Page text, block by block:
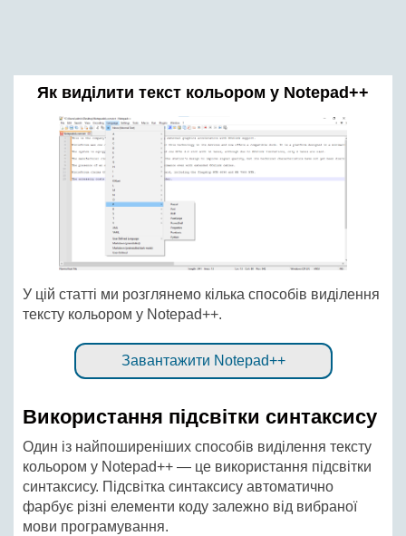
Як виділити текст кольором у Notepad++
У цій статті ми розглянемо кілька способів виділення
тексту кольором у Notepad++.
Завантажити Notepad++
Використання підсвітки синтаксису
Один із найпоширеніших способів виділення тексту
кольором у Notepad++ — це використання підсвітки
синтаксису. Підсвітка синтаксису автоматично
фарбує різні елементи коду залежно від вибраної
мови програмування.